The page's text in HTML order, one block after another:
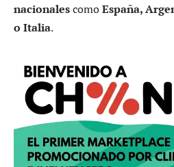
nacionalescomoEspaña,
o Italia.